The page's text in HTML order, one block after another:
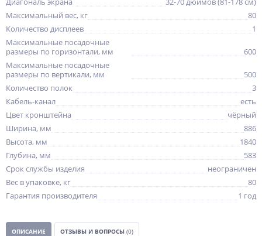
Максимальный вес, кг
80
Количество дисплеев
1
Максимальные посадочные
размеры по горизонтали, мм
600
Максимальные посадочные
размеры по вертикали, мм
500
Количество полок
3
Кабель-канал
есть
Цвет кронштейна
чёрный
Ширина, мм
886
Высота, мм
1840
Глубина, мм
583
Срок службы изделия
неограничен
Вес в упаковке, кг
80
Гарантия производителя
1 год
ОПИСАНИЕ ОТЗЫВЫ И ВОПРОСЫ (0)